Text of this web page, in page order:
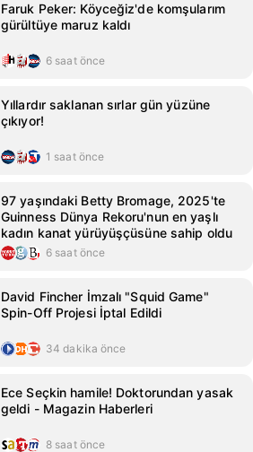
Faruk Peker: Köyceğiz'de komşularım
gürültüye maruz kaldı
6 saat önce
Yıllardır saklanan sırlar gün yüzüne
çıkıyor!
1 saat önce
97 yaşındaki Betty Bromage, 2025'te
Guinness Dünya Rekoru'nun en yaşlı
kadın kanat yürüyüşçüsüne sahip oldu
6 saat önce
David Fincher İmzalı "Squid Game"
Spin-Off Projesi İptal Edildi
34 dakika önce
Ece Seçkin hamile! Doktorundan yasak
geldi - Magazin Haberleri
8 saat önce